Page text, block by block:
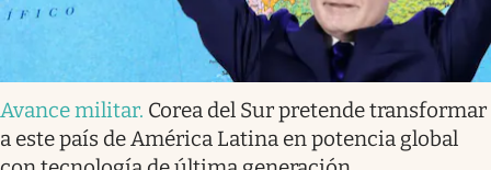
Avance militar. Corea del Sur pretende transformar
a este país de América Latina en potencia global